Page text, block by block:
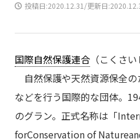
投稿日:2020.12.31 /更新日
国際自然保護連合（こくさい
自然保護や天然資源保全
などを行う国際的な団体。
のグラン。正式名称は「
forConservation of